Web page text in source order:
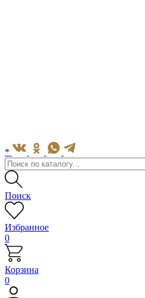
*
Поиск
Избранное
0
Корзина
0